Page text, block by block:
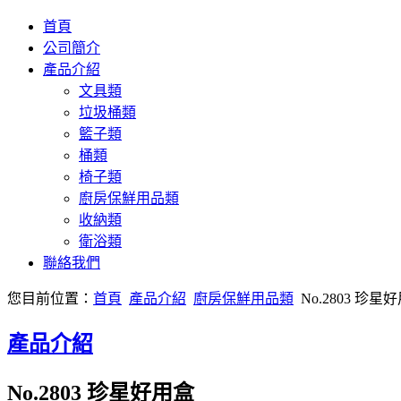
首頁
公司簡介
產品介紹
文具類
垃圾桶類
籃子類
桶類
椅子類
廚房保鮮用品類
收納類
衛浴類
聯絡我們
您目前位置： 首頁 產品介紹 廚房保鮮用品類 No.2803 珍星
產品介紹
No.2803 珍星好用盒